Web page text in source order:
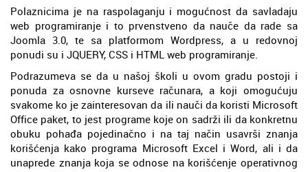
Polaznicima je na raspolaganju i mogućnost da savladaju
web programiranje i to prvenstveno da nauče da rade sa
Joomla 3.0, te sa platformom Wordpress, a u redovnoj
ponudi su i JQUERY, CSS i HTML web programiranje.
Podrazumeva se da u našoj školi u ovom gradu postoji i
ponuda za osnovne kurseve računara, a koji omogućuju
svakome ko je zainteresovan da ili nauči da koristi Microsoft
Office paket, to jest programe koje on sadrži ili da konkretnu
obuku pohađa pojedinačno i na taj način usavrši znanja
korišćenja kako programa Microsoft Excel i Word, ali i da
unaprede znanja koja se odnose na korišćenje operativnog